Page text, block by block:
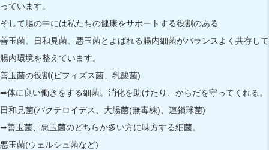
っています。
そして腸の中には私たちの健康をサポートする役割のある
善玉菌、日和見菌、悪玉菌とよばれる腸内細菌がバランスよく共存して
腸内環境を整えています。
善玉菌の役割(ビフィズス菌、乳酸菌)
➡体に良い働きをする細菌。消化を助けたり、からだを守ってくれる。
日和見菌(バクテロイデス、大腸菌(無毒株)、連鎖球菌)
➡善玉菌、悪玉菌のどちらか多い方に味方する細菌。
悪玉菌(ウェルシュ菌など)